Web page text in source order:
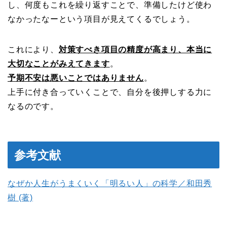
し、何度もこれを繰り返すことで、準備したけど使わ
なかったなーという項目が見えてくるでしょう。
これにより、 対策すべき項目の精度が高まり、本当に
大切なことがみえてきます。
予期不安は悪いことではありません。
上手に付き合っていくことで、自分を後押しする力に
なるのです。
参考文献
なぜか人生がうまくいく「明るい人」の科学／和田秀
樹 (著)